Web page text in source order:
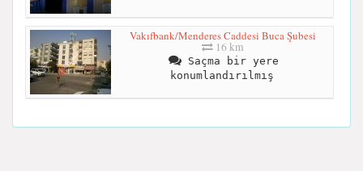
Vakıfbank/Menderes Caddesi Buca Şubesi
16 km
Saçma bir yere
konumlandırılmış